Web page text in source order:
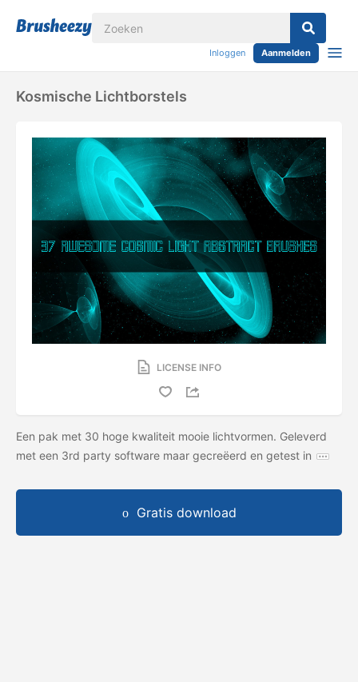
Inloggen Aanmelden
Kosmische Lichtborstels
LICENSE INFO
Een pak met 30 hoge kwaliteit mooie lichtvormen. Geleverd
met een 3rd party software maar gecreëerd en getest in
Gratis download